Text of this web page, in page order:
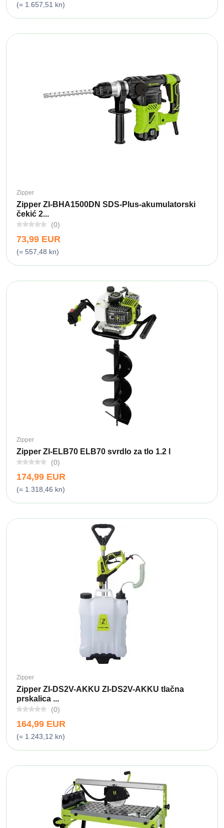
(= 1.657,51 kn)
Zipper
Zipper ZI-BHA1500DN SDS-Plus-akumulatorski
čekić 2...
(0)
73,99 EUR
(= 557,48 kn)
Zipper
Zipper ZI-ELB70 ELB70 svrdlo za tlo 1.2 l
(0)
174,99 EUR
(= 1.318,46 kn)
Zipper
Zipper ZI-DS2V-AKKU ZI-DS2V-AKKU tlačna
prskalica ...
(0)
164,99 EUR
(= 1.243,12 kn)